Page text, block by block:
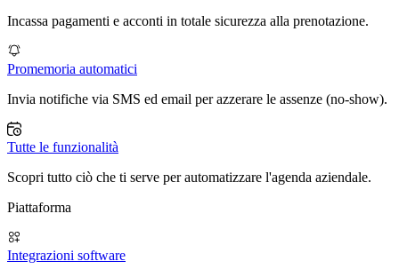
Incassa pagamenti e acconti in totale sicurezza alla prenotazione.
Promemoria automatici
Invia notifiche via SMS ed email per azzerare le assenze (no-show).
Tutte le funzionalità
Scopri tutto ciò che ti serve per automatizzare l'agenda aziendale.
Piattaforma
Integrazioni software